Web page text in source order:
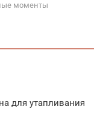
моменты
для утапливания